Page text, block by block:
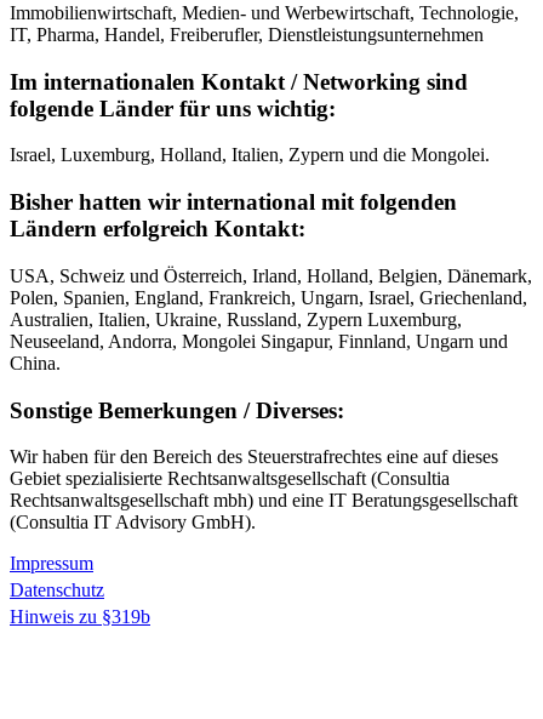
Immobilienwirtschaft, Medien- und Werbewirtschaft, Technologie,
IT, Pharma, Handel, Freiberufler, Dienstleistungsunternehmen
Im internationalen Kontakt / Networking sind
folgende Länder für uns wichtig:
Israel, Luxemburg, Holland, Italien, Zypern und die Mongolei.
Bisher hatten wir international mit folgenden
Ländern erfolgreich Kontakt:
USA, Schweiz und Österreich, Irland, Holland, Belgien, Dänemark,
Polen, Spanien, England, Frankreich, Ungarn, Israel, Griechenland,
Australien, Italien, Ukraine, Russland, Zypern Luxemburg,
Neuseeland, Andorra, Mongolei Singapur, Finnland, Ungarn und
China.
Sonstige Bemerkungen / Diverses:
Wir haben für den Bereich des Steuerstrafrechtes eine auf dieses
Gebiet spezialisierte Rechtsanwaltsgesellschaft (Consultia
Rechtsanwaltsgesellschaft mbh) und eine IT Beratungsgesellschaft
(Consultia IT Advisory GmbH).
Impressum
Datenschutz
Hinweis zu §319b